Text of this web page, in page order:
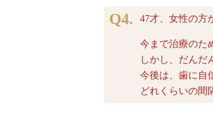
47才、女性の方
今まで治療のた
しかし、だんだ
今後は、歯に自
どれくらいの間